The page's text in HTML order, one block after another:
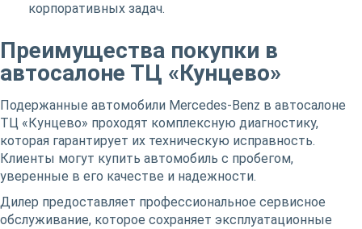
корпоративных задач.
Преимущества покупки в
автосалоне ТЦ «Кунцево»
Подержанные автомобили Mercedes-Benz в автосалоне
ТЦ «Кунцево» проходят комплексную диагностику,
которая гарантирует их техническую исправность.
Клиенты могут купить автомобиль с пробегом,
уверенные в его качестве и надежности.
Дилер предоставляет профессиональное сервисное
обслуживание, которое сохраняет эксплуатационные